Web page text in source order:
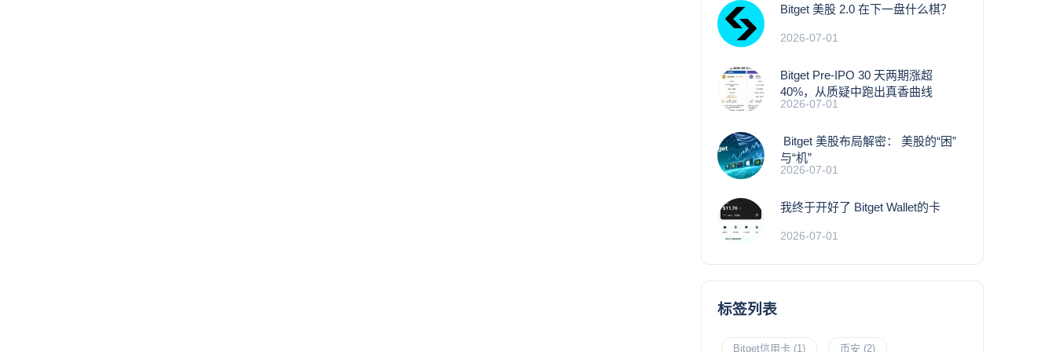
Bitget 美股 2.0 在下一盘什么棋？
2026-07-01
Bitget Pre-IPO 30 天两期涨超
40%，从质疑中跑出真香曲线
2026-07-01
Bitget 美股布局解密： 美股的“困”
与“机”
2026-07-01
我终于开好了 Bitget Wallet的卡
2026-07-01
标签列表
Bitget信用卡 (1) 币安 (2)